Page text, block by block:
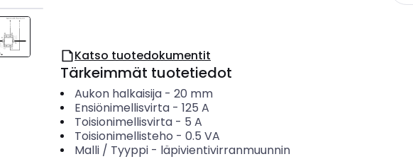
Katso tuotedokumentit
Tärkeimmät tuotetiedot
Aukon halkaisija- 20 mm
Ensiönimellisvirta- 125 A
Toisionimellisvirta- 5 A
Toisionimellisteho - 0.5 VA
Malli / Tyyppi- läpivientivirranmuunnin